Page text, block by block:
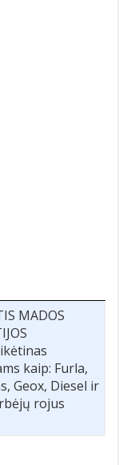
MADOS
kaip: Furla,
Geox, Diesel ir
rojus